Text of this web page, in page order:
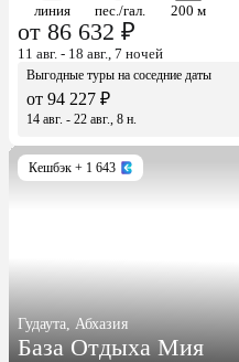
линия пес./гал. 200 м
от 86 632 ₽
11 авг. - 18 авг., 7 ночей
Выгодные туры на соседние даты
от 94 227 ₽
14 авг. - 22 авг., 8 н.
Кешбэк + 1 643
Гудаута, Абхазия
База Отдыха Мия